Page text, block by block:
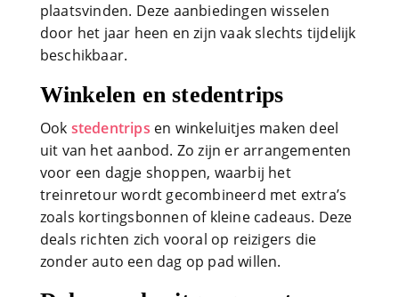
plaatsvinden. Deze aanbiedingen wisselen
door het jaar heen en zijn vaak slechts tijdelijk
beschikbaar.
Winkelen en stedentrips
Ook stedentrips en winkeluitjes maken deel
uit van het aanbod. Zo zijn er arrangementen
voor een dagje shoppen, waarbij het
treinretour wordt gecombineerd met extra’s
zoals kortingsbonnen of kleine cadeaus. Deze
deals richten zich vooral op reizigers die
zonder auto een dag op pad willen.